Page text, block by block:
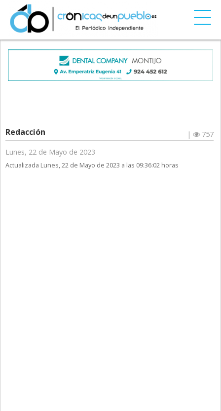
Redacción |
757
Lunes, 22 de Mayo de 2023
Actualizada Lunes, 22 de Mayo de 2023 a las 09:36:02 horas